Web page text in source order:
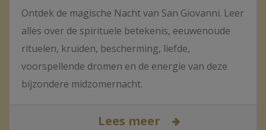
Ontdek de magische Nacht van San Giovanni. Leer
alles over de spirituele betekenis, eeuwenoude
rituelen, kruiden, bescherming, liefde,
voorspellende dromen en de energie van deze
bijzondere midzomernacht.
Lees meer